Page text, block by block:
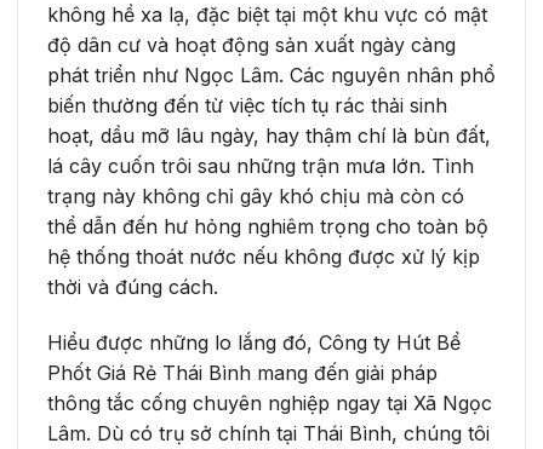
không hề xa lạ, đặc biệt tại một khu vực có mật
độ dân cư và hoạt động sản xuất ngày càng
phát triển như Ngọc Lâm. Các nguyên nhân phổ
biến thường đến từ việc tích tụ rác thải sinh
hoạt, dầu mỡ lâu ngày, hay thậm chí là bùn đất,
lá cây cuốn trôi sau những trận mưa lớn. Tình
trạng này không chỉ gây khó chịu mà còn có
thể dẫn đến hư hỏng nghiêm trọng cho toàn bộ
hệ thống thoát nước nếu không được xử lý kịp
thời và đúng cách.
Hiểu được những lo lắng đó, Công ty Hút Bể
Phốt Giá Rẻ Thái Bình mang đến giải pháp
thông tắc cống chuyên nghiệp ngay tại Xã Ngọc
Lâm. Dù có trụ sở chính tại Thái Bình, chúng tôi